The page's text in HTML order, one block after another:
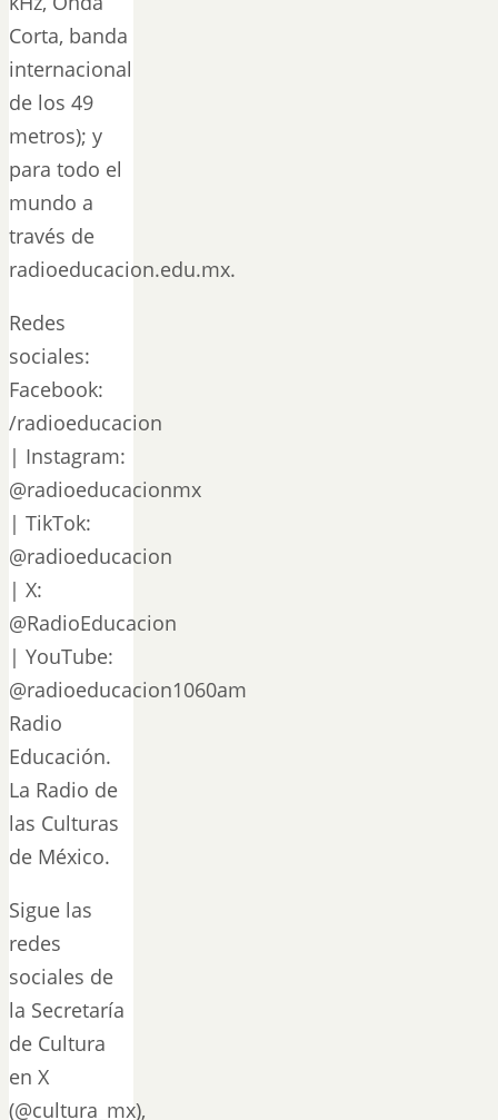
Corta, banda
internacional
de los 49
metros); y
para todo el
mundo a
través de
radioeducacion.edu.mx.
Redes
sociales:
Facebook:
/radioeducacion
| Instagram:
@radioeducacionmx
| TikTok:
@radioeducacion
| X:
@RadioEducacion
| YouTube:
@radioeducacion1060am
Radio
Educación.
La Radio de
las Culturas
de México.
Sigue las
redes
sociales de
la Secretaría
de Cultura
en X
(@cultura_mx),